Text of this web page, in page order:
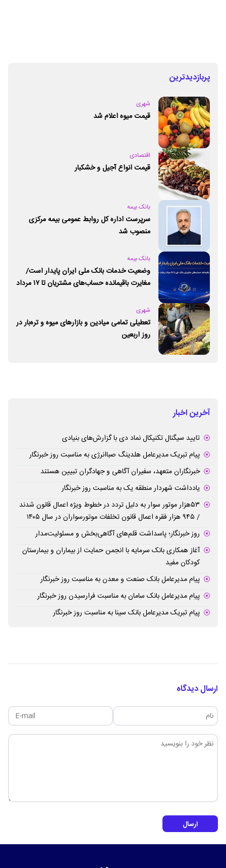
پربازدیدترین
شهری
قیمت میوه اعلام شد
اقتصادی
قیمت انواع آجیل و خشکبار
بانک بیمه
سرپرست اداره کل روابط عمومی بیمه مرکزی
منصوب شد
بانک بیمه
وضعیت خدمات بانک ملی ایران پایدار است/
مغایرت‌ باقیمانده حساب‌های مشتریان تا ۱۷ مرداد
شهری
تعطیلی تمامی میادین و بازارهای میوه و تره‌بار در
روز اربعین
آخرین اخبار
تایید سیگنال تکنیکال نماد دی با گزارش‌های بنیادی
پیام تبریک مدیرعامل هلدینگ صباانرژی به مناسبت روز خبرنگار
خبرنگاران متعهد، سفیران آگاهی و جهادگران تبیین هستند
یادداشت شهردار منطقه یک به مناسبت روز خبرنگار
۵۳هزار موتور سوار به دلیل تردد در خطوط ویژه اعمال قانون شدند
/ ۹۴۵ هزار فقره اعمال قانون تخلفات موتورسواران در سال ۱۴۰۵
روز خبرنگار؛ پاسداشت قلم‌های آگاهی‌بخش و مسئولیت‌مدار
آغاز همکاری بانک سرمایه با انجمن حمایت از بیماران و بیمارستان
کودکان مفید
پیام مدیرعامل بانک صنعت و معدن به مناسبت روز خبرنگار
پیام مدیرعامل بانک سامان به مناسبت فرارسیدن روز خبرنگار
پیام تبریک مدیرعامل بانک سینا به مناسبت روز خبرنگار
ارسال دیدگاه
ارسال